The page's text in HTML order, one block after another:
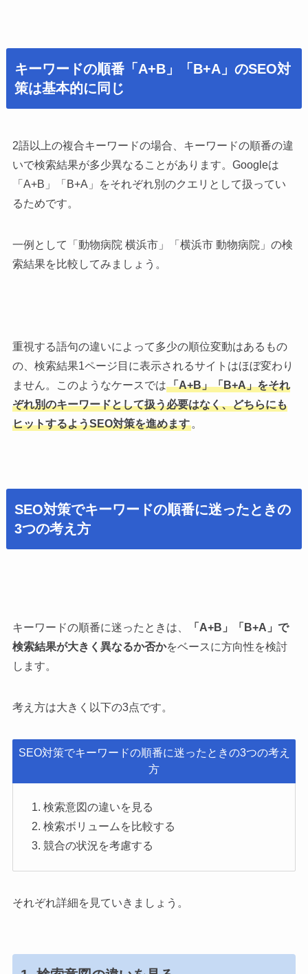
キーワードの順番「A+B」「B+A」のSEO対
策は基本的に同じ
2語以上の複合キーワードの場合、キーワードの順番の違
いで検索結果が多少異なることがあります。Googleは
「A+B」「B+A」をそれぞれ別のクエリとして扱ってい
るためです。
一例として「動物病院 横浜市」「横浜市 動物病院」の検
索結果を比較してみましょう。
重視する語句の違いによって多少の順位変動はあるもの
の、検索結果1ページ目に表示されるサイトはほぼ変わり
ません。このようなケースでは「A+B」「B+A」をそれ
ぞれ別のキーワードとして扱う必要はなく、どちらにも
ヒットするようSEO対策を進めます。
SEO対策でキーワードの順番に迷ったときの
3つの考え方
キーワードの順番に迷ったときは、
「A+B」「B+A」で
検索結果が大きく異なるか否かをベースに方向性を検討
します。
考え方は大きく以下の3点です。
SEO対策でキーワードの順番に迷ったときの3つの考え
方
検索意図の違いを見る
検索ボリュームを比較する
競合の状況を考慮する
それぞれ詳細を見ていきましょう。